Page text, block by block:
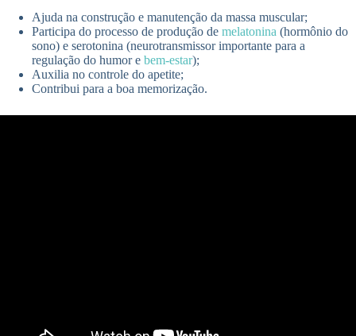
Ajuda na construção e manutenção da massa muscular;
Participa do processo de produção de melatonina (hormônio do
sono) e serotonina (neurotransmissor importante para a
regulação do humor e bem-estar);
Auxilia no controle do apetite;
Contribui para a boa memorização.